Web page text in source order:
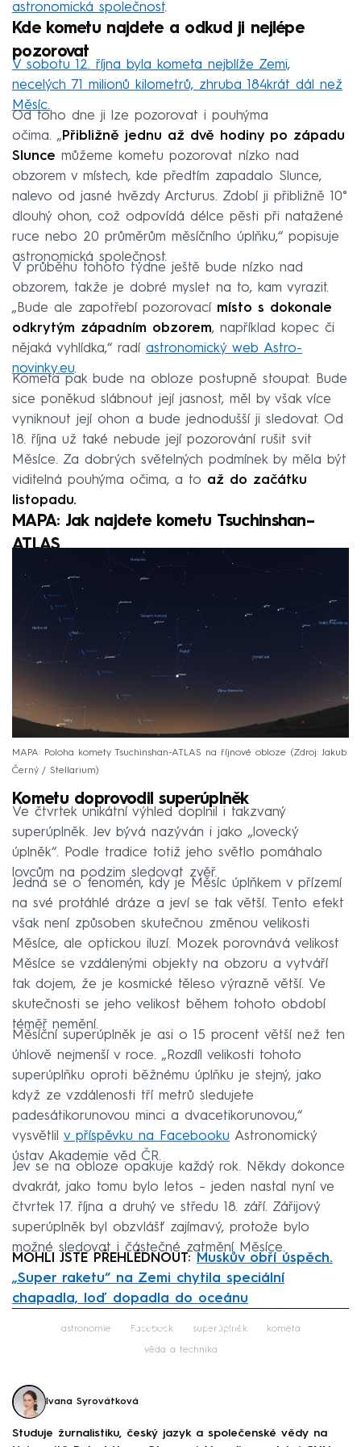
astronomická společnost.
Kde kometu najdete a odkud ji nejlépe
pozorovat
V sobotu 12. října byla kometa nejblíže Zemi,
necelých 71 milionů kilometrů, zhruba 184krát dál než
Měsíc.
Od toho dne ji lze pozorovat i pouhýma
očima. „ Přibližně jednu až dvě hodiny po západu
Slunce můžeme kometu pozorovat nízko nad
obzorem v místech, kde předtím zapadalo Slunce,
nalevo od jasné hvězdy Arcturus. Zdobí ji přibližně 10°
dlouhý ohon, což odpovídá délce pěsti při natažené
ruce nebo 20 průměrům měsíčního úplňku,“ popisuje
astronomická společnost.
V průběhu tohoto týdne ještě bude nízko nad
obzorem, takže je dobré myslet na to, kam vyrazit.
„Bude ale zapotřebí pozorovací místo s dokonale
odkrytým západním obzorem, například kopec či
nějaká vyhlídka,“ radí astronomický web Astro-
novinky.eu.
Kometa pak bude na obloze postupně stoupat. Bude
sice poněkud slábnout její jasnost, měl by však více
vyniknout její ohon a bude jednodušší ji sledovat. Od
18. října už také nebude její pozorování rušit svit
Měsíce. Za dobrých světelných podmínek by měla být
viditelná pouhýma očima, a to až do začátku
listopadu.
MAPA: Jak najdete kometu Tsuchinshan–
ATLAS
MAPA: Poloha komety Tsuchinshan-ATLAS na říjnové obloze
Zdroj: Jakub
Černý / Stellarium
Kometu doprovodil superúplněk
Ve čtvrtek unikátní výhled doplnil i takzvaný
superúplněk. Jev bývá nazýván i jako „lovecký
úplněk“. Podle tradice totiž jeho světlo pomáhalo
lovcům na podzim sledovat zvěř.
Jedná se o fenomén, kdy je Měsíc úplňkem v přízemí
na své protáhlé dráze a jeví se tak větší. Tento efekt
však není způsoben skutečnou změnou velikosti
Měsíce, ale optickou iluzí. Mozek porovnává velikost
Měsíce se vzdálenými objekty na obzoru a vytváří
tak dojem, že je kosmické těleso výrazně větší. Ve
skutečnosti se jeho velikost během tohoto období
téměř nemění.
Měsíční superúplněk je asi o 15 procent větší než ten
úhlově nejmenší v roce. „Rozdíl velikosti tohoto
superúplňku oproti běžnému úplňku je stejný, jako
když ze vzdálenosti tří metrů sledujete
padesátikorunovou minci a dvacetikorunovou,“
vysvětlil v příspěvku na Facebooku Astronomický
ústav Akademie věd ČR.
Jev se na obloze opakuje každý rok. Někdy dokonce
dvakrát, jako tomu bylo letos – jeden nastal nyní ve
čtvrtek 17. října a druhý ve středu 18. září. Zářijový
superúplněk byl obzvlášť zajímavý, protože bylo
možné sledovat i částečné zatmění Měsíce.
MOHLI JSTE PŘEHLÉDNOUT:
Muskův obří úspěch.
„Super raketu“ na Zemi chytila speciální
chapadla, loď dopadla do oceánu
Failed to fetch
astronomie Facebook superúplněk kometa
věda a technika
Ivana Syrovátková
Studuje žurnalistiku, český jazyk a společenské vědy na